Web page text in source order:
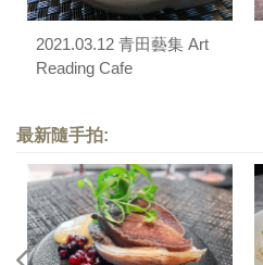
2021.03.12 青田藝集 Art
Reading Cafe
最新隨手拍: